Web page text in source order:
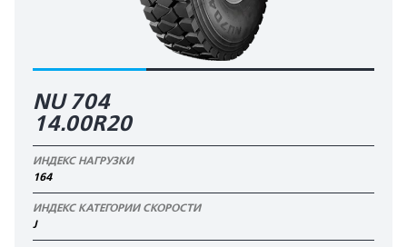
NU 704
14.00R20
ИНДЕКС НАГРУЗКИ
164
ИНДЕКС КАТЕГОРИИ СКОРОСТИ
J